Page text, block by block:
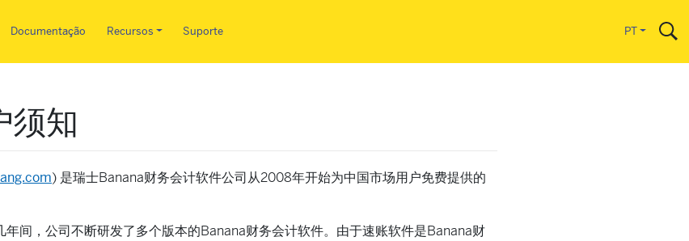
Documentação Recursos Suporte PT
须知
) 是瑞士Banana财务会计软件公司从2008年开始为中国市场用户免费提供的
间，公司不断研发了多个版本的Banana财务会计软件。由于速账软件是Banana财